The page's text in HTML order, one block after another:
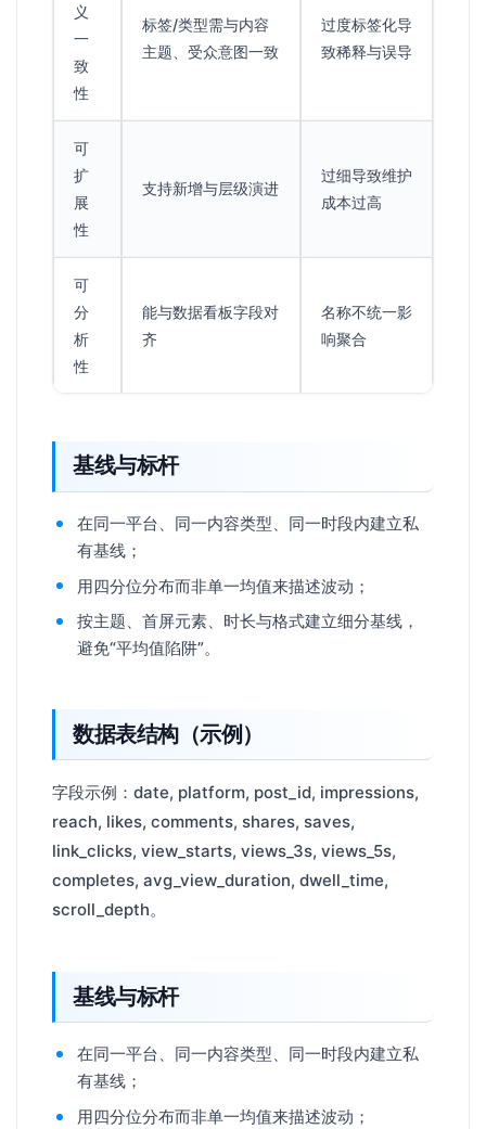
义
一
致
性
标签/类型需与内容
主题、受众意图一致
过度标签化导
致稀释与误导
可
扩
展
性
支持新增与层级演进
过细导致维护
成本过高
可
分
析
性
能与数据看板字段对
齐
名称不统一影
响聚合
基线与标杆
在同一平台、同一内容类型、同一时段内建立私
有基线；
用四分位分布而非单一均值来描述波动；
按主题、首屏元素、时长与格式建立细分基线，
避免“平均值陷阱”。
数据表结构（示例）
字段示例：date, platform, post_id, impressions,
reach, likes, comments, shares, saves,
link_clicks, view_starts, views_3s, views_5s,
completes, avg_view_duration, dwell_time,
scroll_depth。
基线与标杆
在同一平台、同一内容类型、同一时段内建立私
有基线；
用四分位分布而非单一均值来描述波动；